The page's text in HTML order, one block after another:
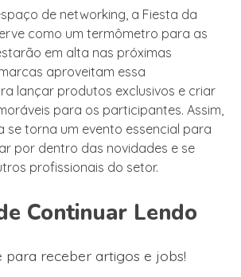
de networking, a Fiesta da
como um termômetro para as
em alta nas próximas
aproveitam essa
lançar produtos exclusivos e criar
para os participantes. Assim,
se torna um evento essencial para
por dentro das novidades e se
profissionais do setor.
Continuar Lendo
para receber artigos e jobs!